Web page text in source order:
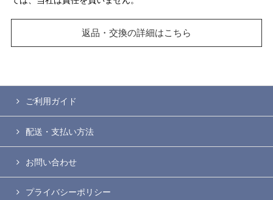
返品・交換の詳細はこちら
ご利用ガイド
配送・支払い方法
お問い合わせ
プライバシーポリシー